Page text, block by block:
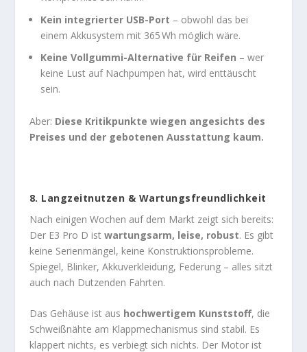
Kein integrierter USB-Port – obwohl das bei
einem Akkusystem mit 365 Wh möglich wäre.
Keine Vollgummi-Alternative für Reifen – wer
keine Lust auf Nachpumpen hat, wird enttäuscht
sein.
Aber: Diese Kritikpunkte wiegen angesichts des
Preises und der gebotenen Ausstattung kaum.
8. Langzeitnutzen & Wartungsfreundlichkeit
Nach einigen Wochen auf dem Markt zeigt sich bereits:
Der E3 Pro D ist wartungsarm, leise, robust. Es gibt
keine Serienmängel, keine Konstruktionsprobleme.
Spiegel, Blinker, Akkuverkleidung, Federung – alles sitzt
auch nach Dutzenden Fahrten.
Das Gehäuse ist aus hochwertigem Kunststoff, die
Schweißnähte am Klappmechanismus sind stabil. Es
klappert nichts, es verbiegt sich nichts. Der Motor ist